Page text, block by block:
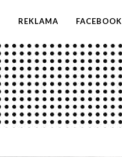
REKLAMA FACEBOOK